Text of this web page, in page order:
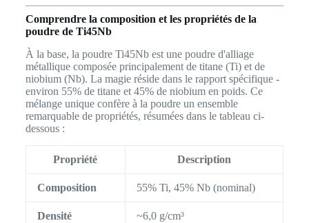
Comprendre la composition et les propriétés de la
poudre de Ti45Nb
À la base, la poudre Ti45Nb est une poudre d'alliage
métallique composée principalement de titane (Ti) et de
niobium (Nb). La magie réside dans le rapport spécifique -
environ 55% de titane et 45% de niobium en poids. Ce
mélange unique confère à la poudre un ensemble
remarquable de propriétés, résumées dans le tableau ci-
dessous :
Propriété Description
Composition 55% Ti, 45% Nb (nominal)
Densité ~6,0 g/cm³